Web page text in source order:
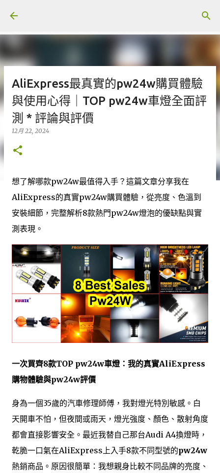
AliExpress最真實的pw24w購買體驗
與使用心得｜TOP pw24w車燈全面評
測 * 評論與評價
12月 22, 2024
想了解哪款pw24w最值得入手？這篇文章分享我在
AliExpress的真實pw24w購買體驗，從亮度、色溫到
安裝細節，完整解析8款熱門pw24w燈泡的優缺點與實
測表現。
一次買齊8款TOP pw24w車燈：我的真實AliExpress
購物體驗與pw24w評價
身為一個35歲的汽車修理師傅，我對燈光特別敏感。白
天開車不怕，但夜間或雨天，燈光強度、顏色、散射角度
都會直接影響安全。最近我替自己那台Audi A4換燈時，
乾脆一口氣在AliExpress上入手8款不同型號的pw24w
熱銷商品。原因很簡單：我想親身比較不同品牌的亮度、